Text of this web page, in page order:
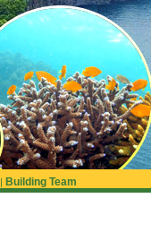
| Building Team